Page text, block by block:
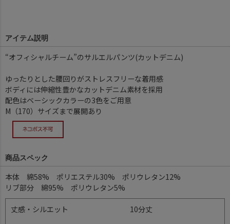
アイテム説明
“オフィシャルチーム”のサルエルパンツ(カットデニム)
ゆったりとした腰回りがストレスフリーな着用感
ボディには伸縮性豊かなカットデニム素材を採用
配色はベーシックカラーの3色をご用意
M（170）サイズまで展開あり
商品スペック
本体 綿58% ポリエステル30% ポリウレタン12%
リブ部分 綿95% ポリウレタン5%
丈感・シルエット 10分丈